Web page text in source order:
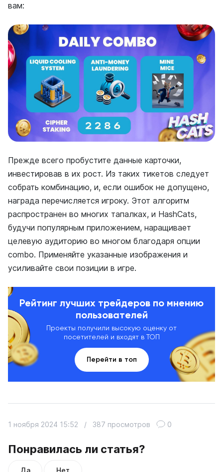
вам:
Прежде всего пробустите данные карточки,
инвестировав в их рост. Из таких тикетов следует
собрать комбинацию, и, если ошибок не допущено,
награда перечисляется игроку. Этот алгоритм
распространен во многих тапалках, и HashCats,
будучи популярным приложением, наращивает
целевую аудиторию во многом благодаря опции
combo. Применяйте указанные изображения и
усиливайте свои позиции в игре.
Рейтинг лучших трейдеров по мнению
пользователей
Проекты получили высокую оценку от
посетителей и входят в ТОП
Перейти в топ
Понравилась ли статья?
Да Нет
1 ноября 2024 15:52 / 387 просмотров 0